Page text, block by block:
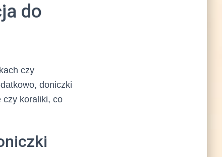
do
czy
doniczki
czy koraliki, co